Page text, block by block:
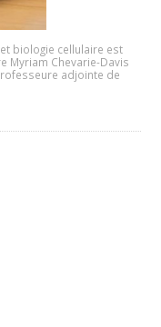
biologie cellulaire est
Myriam Chevarie-Davis
adjointe de